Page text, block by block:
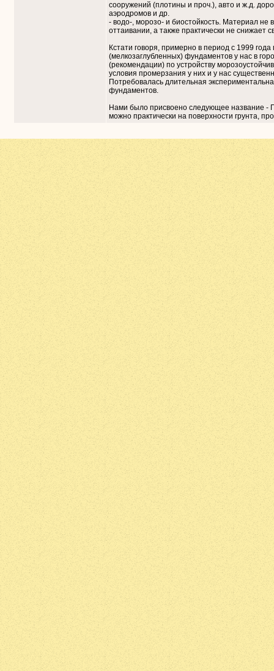
сооружений (плотины и проч.), авто и ж.д.
аэродромов и др.
- водо-, морозо- и биостойкость. Материал не
оттаивании, а также практически не снижает
Кстати говоря, примерно в период с 1999
(мелкозаглубленных) фундаментов у нас в
(рекомендации) по устройству
условия промерзания у них и у нас
Потребовалась длительная
фундаментов.
Нами было присвоено следующее название -
можно практически на поверхности грунта,